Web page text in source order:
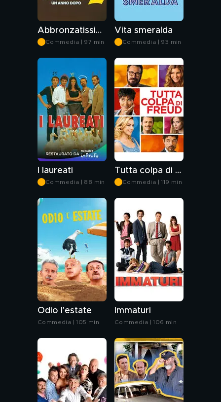
Abbronzatissimi 2 - Un anno dopo
Commedia | 97 min
Vita smeralda
Commedia | 93 min
I laureati
Commedia | 88 min
Tutta colpa di Freud
Commedia | 119 min
Odio l'estate
Commedia | 105 min
Immaturi
Commedia | 106 min